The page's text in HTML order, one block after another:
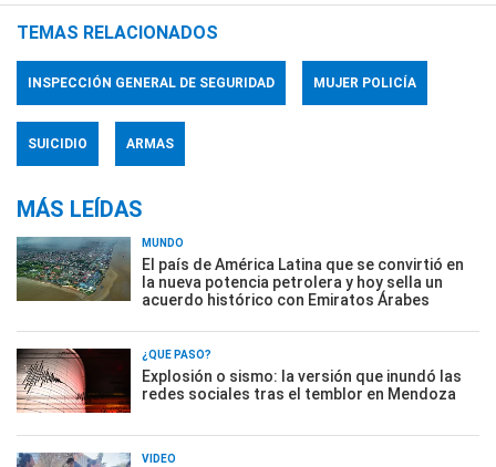
TEMAS RELACIONADOS
INSPECCIÓN GENERAL DE SEGURIDAD MUJER POLICÍA
SUICIDIO ARMAS
MÁS LEÍDAS
MUNDO
El país de América Latina que se convirtió en
la nueva potencia petrolera y hoy sella un
acuerdo histórico con Emiratos Árabes
¿QUÉ PASÓ?
Explosión o sismo: la versión que inundó las
redes sociales tras el temblor en Mendoza
VIDEO